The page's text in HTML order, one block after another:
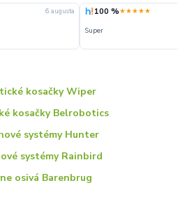
6. augusta 100 %★★★★★
Super